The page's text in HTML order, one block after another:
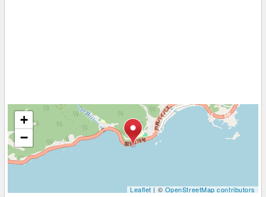
+
−
Leaflet| ©OpenStreetMap contributors